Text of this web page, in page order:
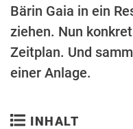
Bärin Gaia in ein
ziehen. Nun
Zeitplan. Und
einer Anlage.
INHALT